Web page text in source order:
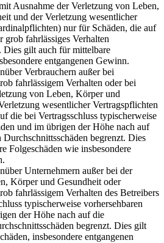
Ausnahme der Verletzung von Leben,
und der Verletzung wesentlicher
nur für Schäden, die auf
grob fahrlässiges Verhalten
Dies gilt auch für mittelbare
entgangenen Gewinn.
Verbrauchern außer bei
fahrlässigem Verhalten oder bei
von Leben, Körper und
wesentlicher Vertragspflichten
die bei Vertragsschluss typischerweise
und im übrigen der Höhe nach auf
Durchschnittsschäden begrenzt. Dies
Folgeschäden wie insbesondere
Unternehmern außer bei der
Körper und Gesundheit oder
fahrlässigem Verhalten des Betreibers
typischerweise vorhersehbaren
der Höhe nach auf die
begrenzt. Dies gilt
insbesondere entgangenen